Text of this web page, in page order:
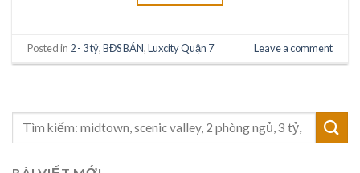
Posted in 2 - 3 tỷ,BĐS BÁN,Luxcity Quận 7 Leave a comment